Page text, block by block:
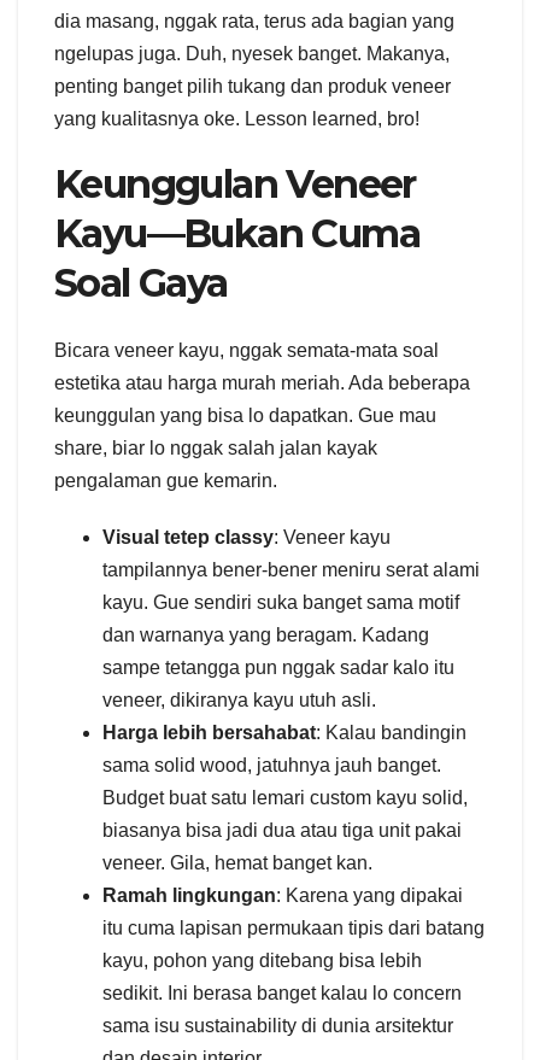
dia masang, nggak rata, terus ada bagian yang
ngelupas juga. Duh, nyesek banget. Makanya,
penting banget pilih tukang dan produk veneer
yang kualitasnya oke. Lesson learned, bro!
Keunggulan Veneer
Kayu—Bukan Cuma
Soal Gaya
Bicara veneer kayu, nggak semata-mata soal
estetika atau harga murah meriah. Ada beberapa
keunggulan yang bisa lo dapatkan. Gue mau
share, biar lo nggak salah jalan kayak
pengalaman gue kemarin.
Visual tetep classy: Veneer kayu
tampilannya bener-bener meniru serat alami
kayu. Gue sendiri suka banget sama motif
dan warnanya yang beragam. Kadang
sampe tetangga pun nggak sadar kalo itu
veneer, dikiranya kayu utuh asli.
Harga lebih bersahabat: Kalau bandingin
sama solid wood, jatuhnya jauh banget.
Budget buat satu lemari custom kayu solid,
biasanya bisa jadi dua atau tiga unit pakai
veneer. Gila, hemat banget kan.
Ramah lingkungan: Karena yang dipakai
itu cuma lapisan permukaan tipis dari batang
kayu, pohon yang ditebang bisa lebih
sedikit. Ini berasa banget kalau lo concern
sama isu sustainability di dunia arsitektur